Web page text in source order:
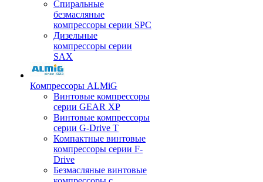
Спиральные
безмасляные
компрессоры серии SPC
Дизельные
компрессоры серии
SAX
Компрессоры ALMiG
Винтовые компрессоры
серии GEAR XP
Винтовые компрессоры
серии G-Drive T
Компактные винтовые
компрессоры серии F-
Drive
Безмасляные винтовые